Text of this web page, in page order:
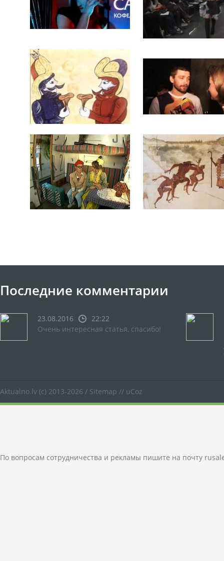
Последние комментарии
23.08.2016
22:22
Очень интересная статья, спасибо!
Aktualno.lv (c) 2013-2026 / Sitemap // uCoz
По вопросам сотрудничества и рекламы пишите на почту